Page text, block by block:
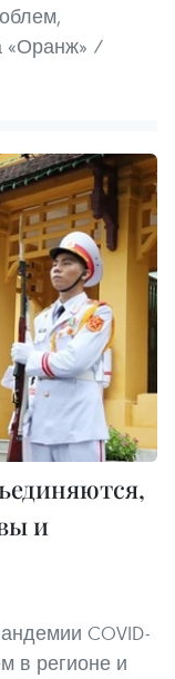
«Оранж» /
и
COVID-
в регионе и